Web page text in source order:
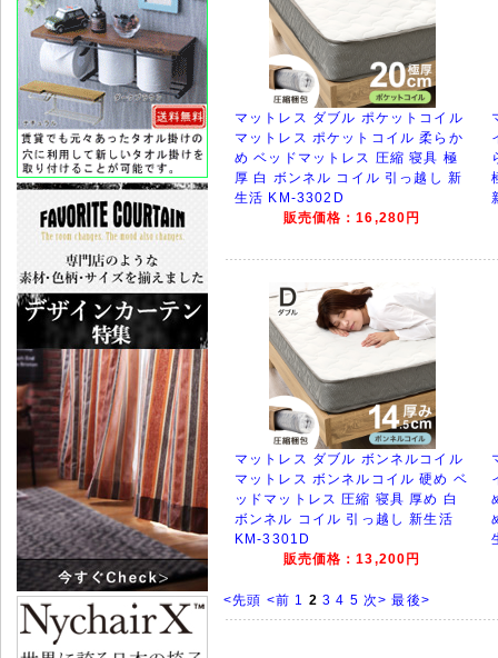
マットレス ダブル ポケットコイル
マットレス ポケットコイル 柔らか
め ベッドマットレス 圧縮 寝具 極
厚 白 ボンネル コイル 引っ越し 新
生活 KM-3302D
販売価格：16,280円
マットレス ダブル ボンネルコイル
マットレス ボンネルコイル 硬め ベ
ッドマットレス 圧縮 寝具 厚め 白
ボンネル コイル 引っ越し 新生活
KM-3301D
販売価格：13,200円
<先頭 <前 1 2 3 4 5 次> 最後>